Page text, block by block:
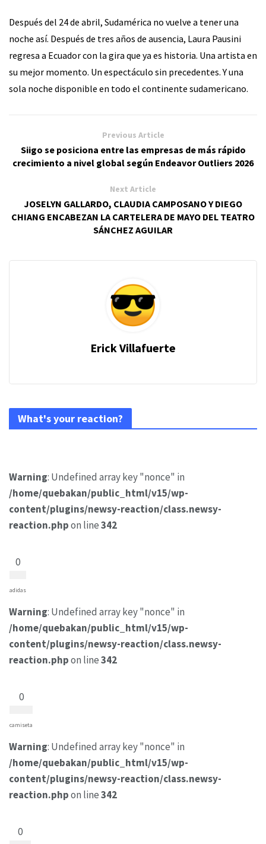
Después del 24 de abril, Sudamérica no vuelve a tener una
noche así. Después de tres años de ausencia, Laura Pausini
regresa a Ecuador con la gira que ya es historia. Una artista en
su mejor momento. Un espectáculo sin precedentes. Y una
sola noche disponible en todo el continente sudamericano.
Previous Article
Siigo se posiciona entre las empresas de más rápido
crecimiento a nivel global según Endeavor Outliers 2026​
Next Article
JOSELYN GALLARDO, CLAUDIA CAMPOSANO Y DIEGO
CHIANG ENCABEZAN LA CARTELERA DE MAYO DEL TEATRO
SÁNCHEZ AGUILAR
Erick Villafuerte
What's your reaction?
Warning: Undefined array key "nonce" in
/home/quebakan/public_html/v15/wp-
content/plugins/newsy-reaction/class.newsy-
reaction.phpon line342
0
adidas
Warning: Undefined array key "nonce" in
/home/quebakan/public_html/v15/wp-
content/plugins/newsy-reaction/class.newsy-
reaction.phpon line342
0
camiseta
Warning: Undefined array key "nonce" in
/home/quebakan/public_html/v15/wp-
content/plugins/newsy-reaction/class.newsy-
reaction.phpon line342
0